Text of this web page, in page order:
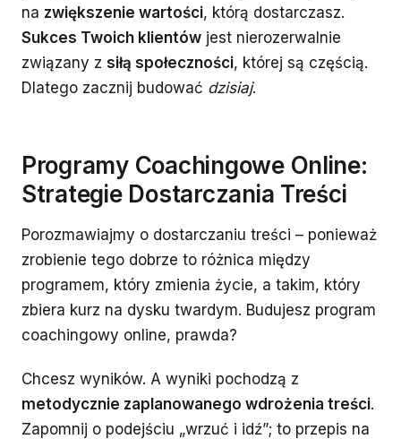
na zwiększenie wartości, którą dostarczasz.
Sukces Twoich klientów jest nierozerwalnie
związany z siłą społeczności, której są częścią.
Dlatego zacznij budować dzisiaj.
Programy Coachingowe Online:
Strategie Dostarczania Treści
Porozmawiajmy o dostarczaniu treści – ponieważ
zrobienie tego dobrze to różnica między
programem, który zmienia życie, a takim, który
zbiera kurz na dysku twardym. Budujesz program
coachingowy online, prawda?
Chcesz wyników. A wyniki pochodzą z
metodycznie zaplanowanego wdrożenia treści.
Zapomnij o podejściu „wrzuć i idź”; to przepis na